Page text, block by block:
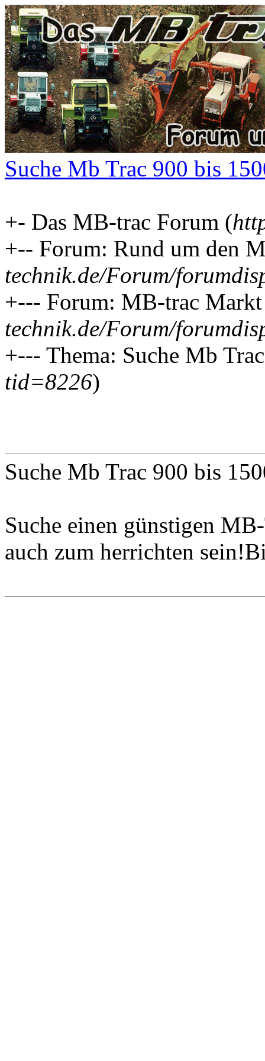
Suche Mb Trac 900 bis
+- Das MB-trac Forum (
+-- Forum: Rund um den
technik.de/Forum/
+--- Forum: MB-trac
technik.de/Forum/
+--- Thema: Suche Mb
tid=8226)
Suche Mb Trac 900 bis
Suche einen günstigen
auch zum herrichten